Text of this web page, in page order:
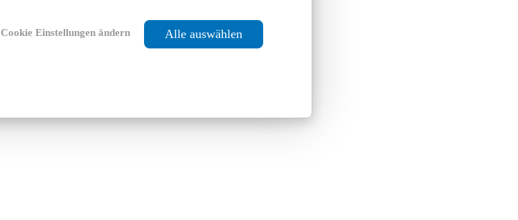
Cookie Einstellungen ändern Alle auswählen